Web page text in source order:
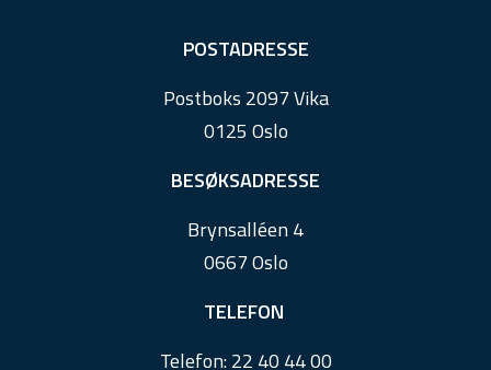
POSTADRESSE
Postboks 2097 Vika
0125 Oslo
BESØKSADRESSE
Brynsalléen 4
0667 Oslo
TELEFON
Telefon:22 40 44 00